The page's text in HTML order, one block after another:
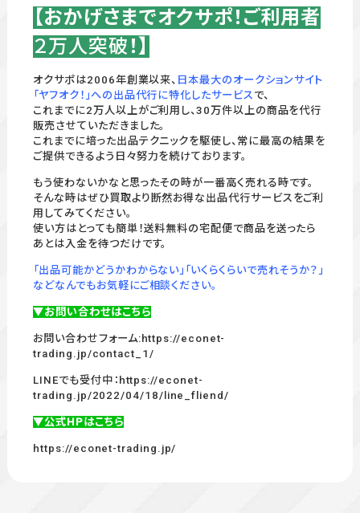
【おかげさまでオクサポ！ご利用者
２万人突破 ！】
オクサポは2006年創業以来、 日本最大のオークションサイト
「ヤフオク！」への出品代行に特化したサービス で、
これまでに2万人以上がご利用し、30万件以上の商品を代行
販売させていただきました。
これまでに培った出品テクニックを駆使し、常に最高の結果を
ご提供できるよう日々努力を続けております。
もう使わないかなと思ったその時が一番高く売れる時です。
そんな時はぜひ買取より断然お得な出品代行サービスをご利
用してみてください。
使い方はとっても簡単！送料無料の宅配便で商品を送ったら
あとは入金を待つだけです。
「出品可能かどうかわからない」「いくらくらいで売れそうか？」
などなんでもお気軽にご相談ください。
▼お問い合わせはこちら
お問い合わせフォーム: https://econet-
trading.jp/contact_1/
LINEでも受付中： https://econet-
trading.jp/2022/04/18/line_fliend/
▼公式HPはこちら
https://econet-trading.jp/